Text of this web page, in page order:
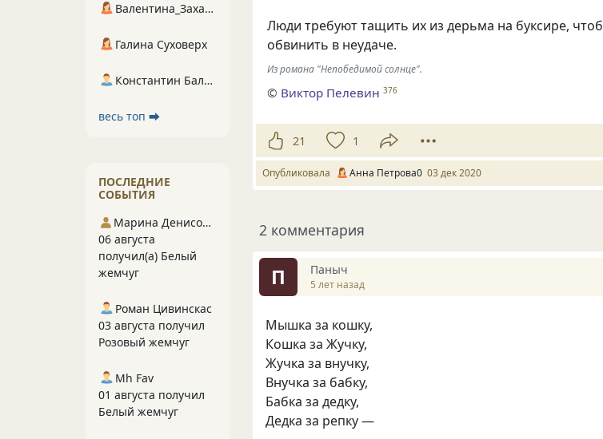
Люди требуют тащить их из дерьма на буксире,
обвинить в неудаче.
Из романа "Непобедимой солнце".
© Виктор Пелевин 376
21 1
Опубликовала Анна Петрова0 03 дек 2020
2 комментария
П Паныч
5 лет назад
Мышка за кошку,
Кошка за Жучку,
Жучка за внучку,
Внучка за бабку,
Бабка за дедку,
Дедка за репку —
Валентина_Захарова
Галина Суховерх
Константин Балухта
весь топ ⮕
ПОСЛЕДНИЕ
СОБЫТИЯ
Марина Денисова 5
06 августа
получил(а) Белый
жемчуг
Роман Цивинскас
03 августа получил
Розовый жемчуг
Mh Fav
01 августа получил
Белый жемчуг